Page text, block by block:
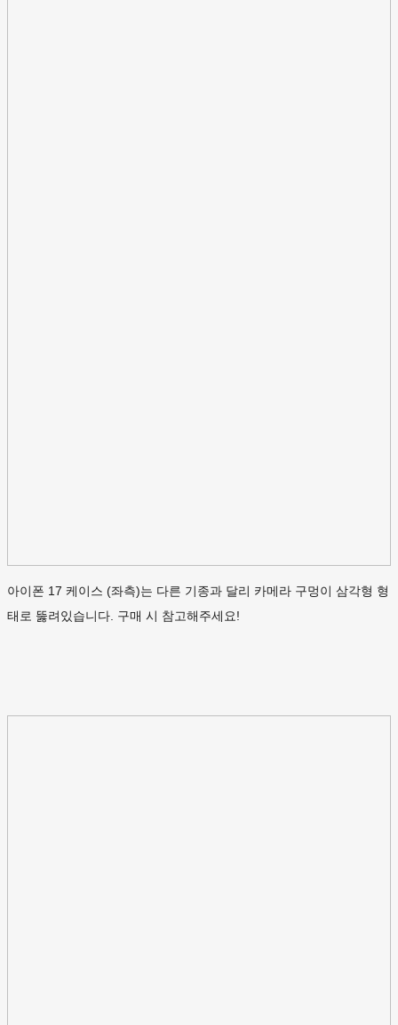
아이폰 17 케이스 (좌측)는 다른 기종과 달리 카메라 구멍이 삼각형 형
태로 뚫려있습니다. 구매 시 참고해주세요!